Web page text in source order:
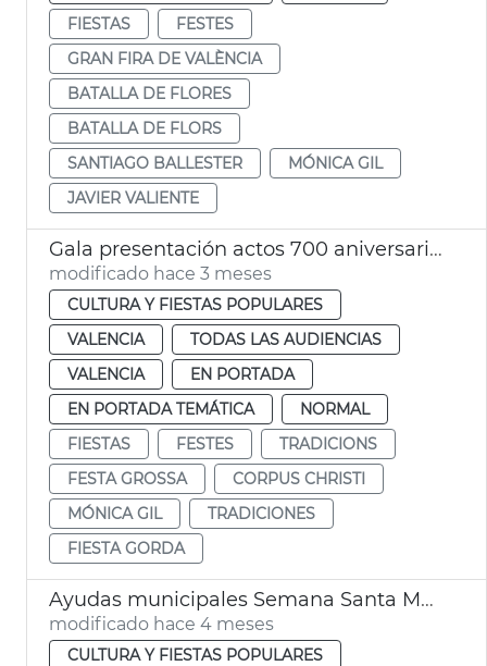
FIESTAS
FESTES
GRAN FIRA DE VALÈNCIA
BATALLA DE FLORES
BATALLA DE FLORS
SANTIAGO BALLESTER
MÓNICA GIL
JAVIER VALIENTE
Gala presentación actos 700 aniversario Corpus Christi València
modificado hace 3 meses
CULTURA Y FIESTAS POPULARES
VALENCIA
TODAS LAS AUDIENCIAS
VALENCIA
EN PORTADA
EN PORTADA TEMÁTICA
NORMAL
FIESTAS
FESTES
TRADICIONS
FESTA GROSSA
CORPUS CHRISTI
MÓNICA GIL
TRADICIONES
FIESTA GORDA
Ayudas municipales Semana Santa Marinera València
modificado hace 4 meses
CULTURA Y FIESTAS POPULARES